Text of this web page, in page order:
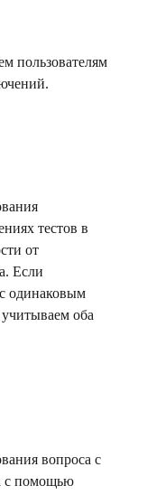
пользователям
тестов в
от
Если
одинаковым
оба
вопроса с
с помощью